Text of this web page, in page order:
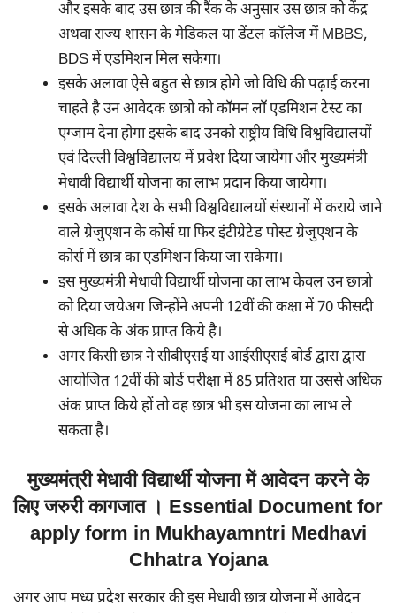
और इसके बाद उस छात्र की रैंक के अनुसार उस छात्र को केंद्र
अथवा राज्य शासन के मेडिकल या डेंटल कॉलेज में MBBS,
BDS में एडमिशन मिल सकेगा।
इसके अलावा ऐसे बहुत से छात्र होगे जो विधि की पढ़ाई करना
चाहते है उन आवेदक छात्रो को कॉमन लॉ एडमिशन टेस्ट का
एग्जाम देना होगा इसके बाद उनको राष्ट्रीय विधि विश्वविद्यालयों
एवं दिल्ली विश्वविद्यालय में प्रवेश दिया जायेगा और मुख्यमंत्री
मेधावी विद्यार्थी योजना का लाभ प्रदान किया जायेगा।
इसके अलावा देश के सभी विश्वविद्यालयों संस्थानों में कराये जाने
वाले ग्रेजुएशन के कोर्स या फिर इंटीग्रेटेड पोस्ट ग्रेजुएशन के
कोर्स में छात्र का एडमिशन किया जा सकेगा।
इस मुख्यमंत्री मेधावी विद्यार्थी योजना का लाभ केवल उन छात्रो
को दिया जयेअग जिन्होंने अपनी 12वीं की कक्षा में 70 फीसदी
से अधिक के अंक प्राप्त किये है।
अगर किसी छात्र ने सीबीएसई या आईसीएसई बोर्ड द्वारा द्वारा
आयोजित 12वीं की बोर्ड परीक्षा में 85 प्रतिशत या उससे अधिक
अंक प्राप्त किये हों तो वह छात्र भी इस योजना का लाभ ले
सकता है।
मुख्यमंत्री मेधावी विद्यार्थी योजना में आवेदन करने के
लिए जरुरी कागजात । Essential Document for
apply form in Mukhayamntri Medhavi
Chhatra Yojana
अगर आप मध्य प्रदेश सरकार की इस मेधावी छात्र योजना में आवेदन